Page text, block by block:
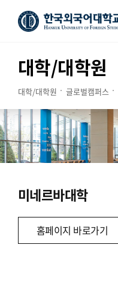
대학/대학원
대학/대학원 글로벌캠퍼스
미네르바대학
홈페이지 바로가기